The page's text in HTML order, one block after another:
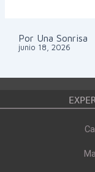
Navegación
Por Una Sonrisa
junio 18, 2026